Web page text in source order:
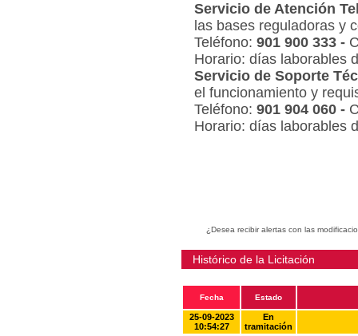
Servicio de Atención
las bases reguladoras y
Teléfono: 901 900 333 -
Horario: días laborables
Servicio de Soporte
el funcionamiento y
Teléfono: 901 904 060 -
Horario: días laborables
¿Desea recibir alertas con las
Histórico de la Licitación
Fecha Estado
25-09-2023
10:54:27
En
tramitación